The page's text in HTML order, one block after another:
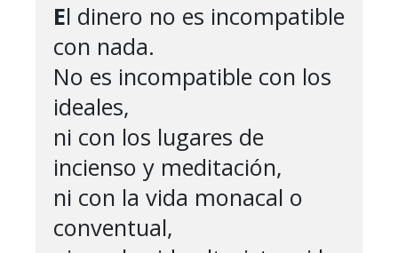
El dinero no es incompatible
con nada.
No es incompatible con los
ideales,
ni con los lugares de
incienso y meditación,
ni con la vida monacal o
conventual,